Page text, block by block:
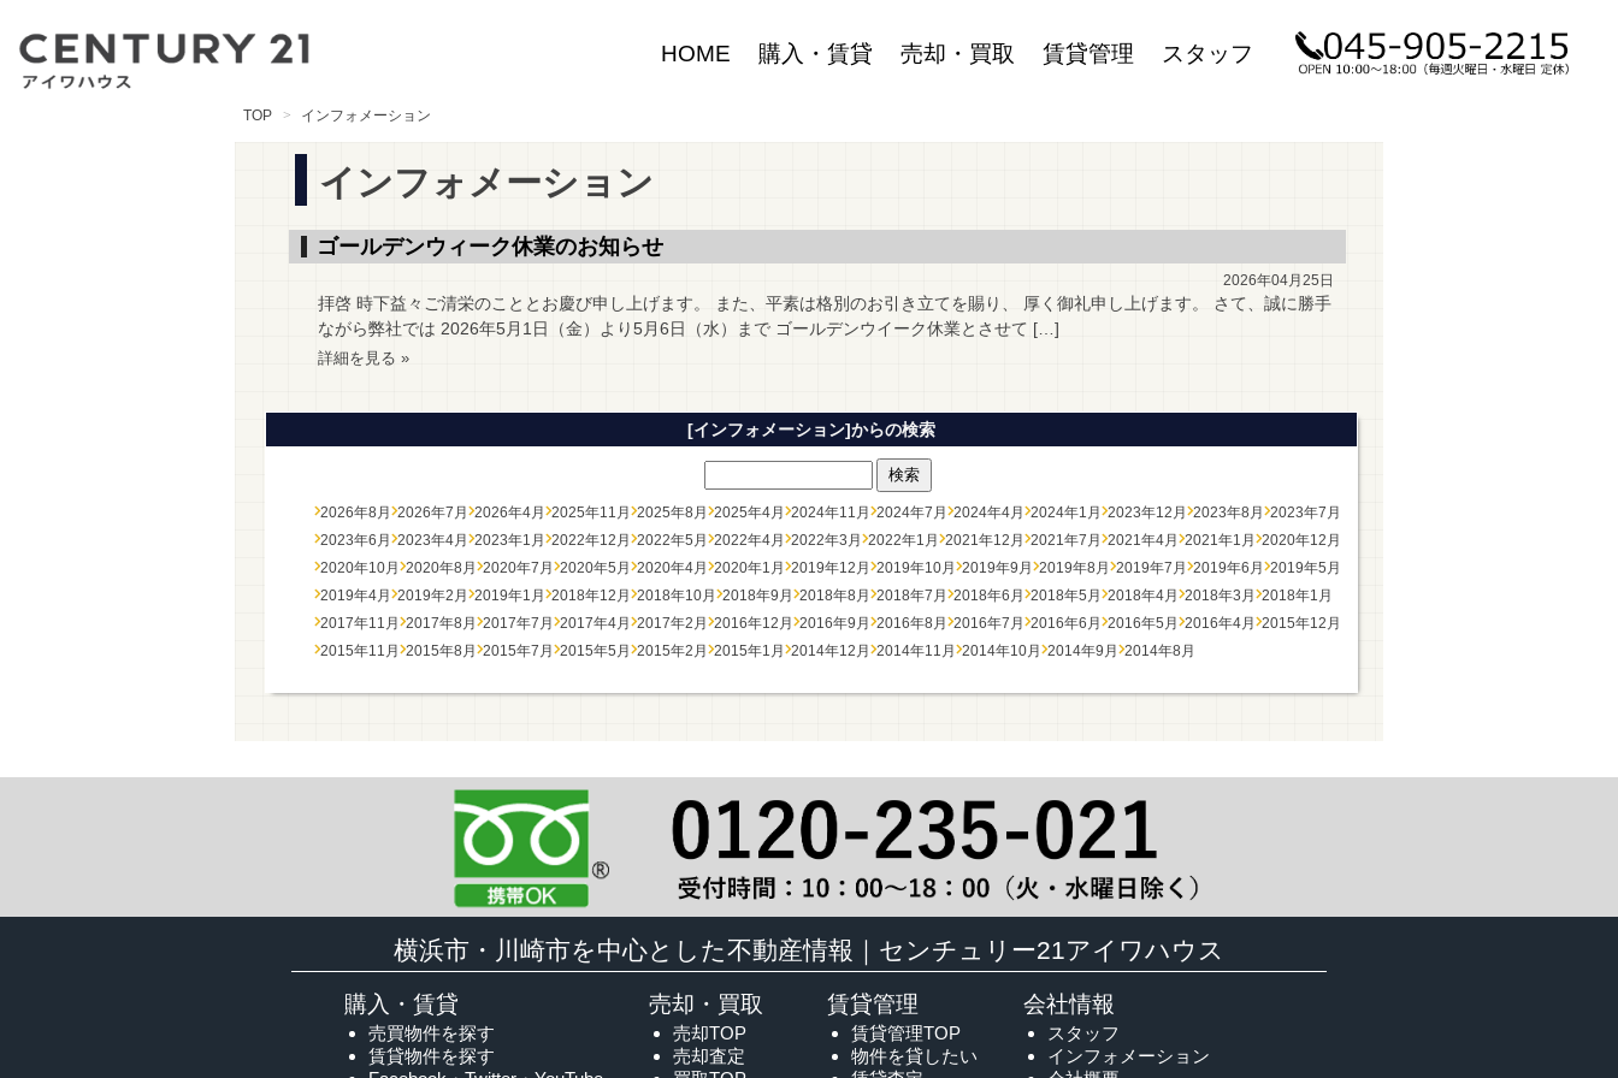
HOME 購入・賃貸 売却・買取 賃貸管理 スタッフ
TOP インフォメーション
インフォメーション
ゴールデンウィーク休業のお知らせ
2026年04月25日
拝啓 時下益々ご清栄のこととお慶び申し上げます。 また、平素は格別のお引き立てを賜り、 厚く御礼申し上げます。 さて、誠に勝手
ながら弊社では 2026年5月1日（金）より5月6日（水）まで ゴールデンウイーク休業とさせて […]
詳細を見る »
[インフォメーション]からの検索
2026年8月 2026年7月 2026年4月 2025年11月 2025年8月 2025年4月 2024年11月 2024年7月 2024年4月 2024年1月 2023年12月 2023年8月 2023年7月
2023年6月 2023年4月 2023年1月 2022年12月 2022年5月 2022年4月 2022年3月 2022年1月 2021年12月 2021年7月 2021年4月 2021年1月 2020年12月
2020年10月 2020年8月 2020年7月 2020年5月 2020年4月 2020年1月 2019年12月 2019年10月 2019年9月 2019年8月 2019年7月 2019年6月 2019年5月
2019年4月 2019年2月 2019年1月 2018年12月 2018年10月 2018年9月 2018年8月 2018年7月 2018年6月 2018年5月 2018年4月 2018年3月 2018年1月
2017年11月 2017年8月 2017年7月 2017年4月 2017年2月 2016年12月 2016年9月 2016年8月 2016年7月 2016年6月 2016年5月 2016年4月 2015年12月
2015年11月 2015年8月 2015年7月 2015年5月 2015年2月 2015年1月 2014年12月 2014年11月 2014年10月 2014年9月 2014年8月
横浜市・川崎市を中心とした不動産情報｜センチュリー21アイワハウス
購入・賃貸
売買物件を探す
賃貸物件を探す
売却・買取
売却TOP
売却査定
賃貸管理
賃貸管理TOP
物件を貸したい
会社情報
スタッフ
インフォメーション